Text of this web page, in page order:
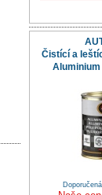
Čistící a
Aluminium